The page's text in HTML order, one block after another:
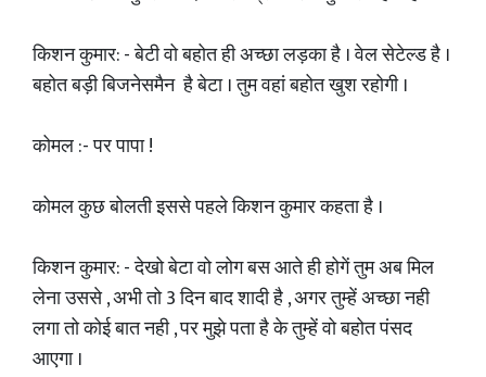
किशन कुमार: - बेटी वो बहोत ही अच्छा लड़का है । वेल सेटेल्ड है ।
बहोत बड़ी बिजनेसमैन है बेटा । तुम वहां बहोत खुश रहोगी ।
कोमल :- पर पापा !
कोमल कुछ बोलती इससे पहले किशन कुमार कहता है ।
किशन कुमार: - देखो बेटा वो लोग बस आते ही होगें तुम अब मिल
लेना उससे , अभी तो 3 दिन बाद शादी है , अगर तुम्हें अच्छा नही
लगा तो कोई बात नही , पर मुझे पता है के तुम्हें वो बहोत पंसद
आएगा ।